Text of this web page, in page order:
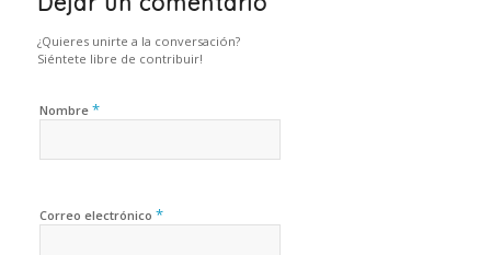
¿Quieres unirte a la conversación?
Siéntete libre de contribuir!
Nombre *
Correo electrónico *